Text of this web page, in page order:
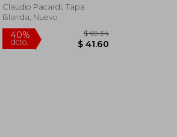
Global Governance
(en Inglés)
Claudio Pacardi, Tapa
Blanda, Nuevo